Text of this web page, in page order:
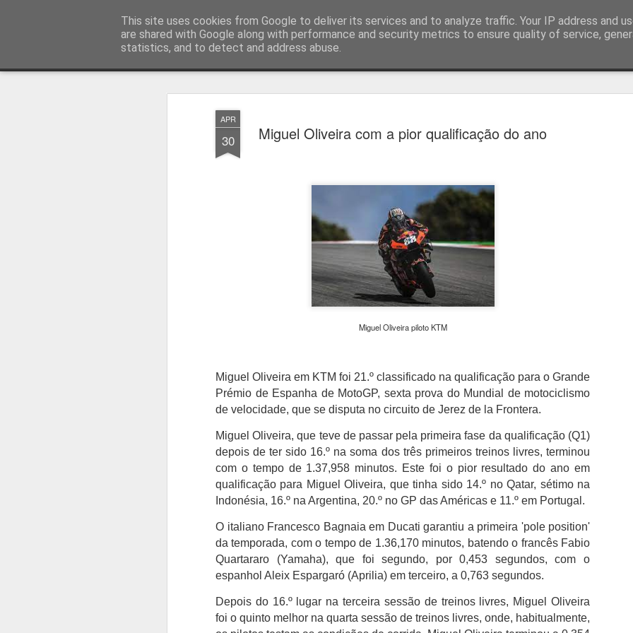
APR
30 Miguel Oliveira com a pior qualificação do ano
Miguel Oliveira piloto KTM
Miguel Oliveira em KTM foi 21.º classificado na qualificação para o Grande
Prémio de Espanha de MotoGP, sexta prova do Mundial de motociclismo
de velocidade, que se disputa no circuito de Jerez de la Frontera.
Miguel Oliveira, que teve de passar pela primeira fase da qualificação (Q1)
depois de ter sido 16.º na soma dos três primeiros treinos livres, terminou
com o tempo de 1.37,958 minutos. Este foi o pior resultado do ano em
qualificação para Miguel Oliveira, que tinha sido 14.º no Qatar, sétimo na
Indonésia, 16.º na Argentina, 20.º no GP das Américas e 11.º em Portugal.
O italiano Francesco Bagnaia em Ducati garantiu a primeira 'pole position'
da temporada, com o tempo de 1.36,170 minutos, batendo o francês Fabio
Quartararo (Yamaha), que foi segundo, por 0,453 segundos, com o
espanhol Aleix Espargaró (Aprilia) em terceiro, a 0,763 segundos.
Depois do 16.º lugar na terceira sessão de treinos livres, Miguel Oliveira
foi o quinto melhor na quarta sessão de treinos livres, onde, habitualmente,
This site uses cookies from Google to deliver its services and to analyze traffic. Your IP address and
are shared with Google along with performance and security metrics to ensure quality of service,
statistics, and to detect and address abuse.
Press Magazine
AUG
Estoril e Famalicão empatam no
arranque do campeonato
Estoril e Famalicão fizeram o jogo de arranque do campeonato
português, a jogar em casa o Estoril empatou com o Famalicão
1) com golos de Koutsias e Begraoui.
O Estoril a jogar em casa, entrou mais forte não sendo capaz de
concretizar as oportunidades criadas. Por sua vez, o Famalicão
com golo marcado aos 32 minutos por intermédio de Georgios
O Estoril já na segunda parte estava determinado a dar a volta ao
resultado, acabou por empatar a partida aos 72 minutos por
intermédio de Begraoui.
no marcador até final do jogo.